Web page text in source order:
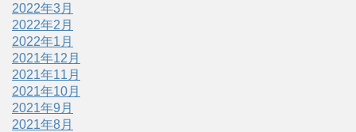
2022年3月
2022年2月
2022年1月
2021年12月
2021年11月
2021年10月
2021年9月
2021年8月